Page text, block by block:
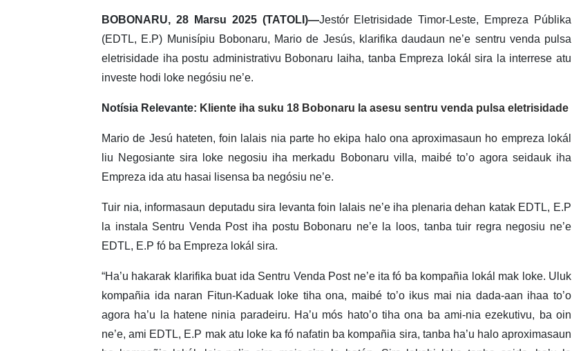
BOBONARU, 28 Marsu 2025 (TATOLI)—Jestór Eletrisidade Timor-Leste, Empreza Públika
(EDTL, E.P) Munisípiu Bobonaru, Mario de Jesús, klarifika daudaun ne’e sentru venda pulsa
eletrisidade iha postu administrativu Bobonaru laiha, tanba Empreza lokál sira la interrese atu
investe hodi loke negósiu ne’e.
Notísia Relevante: Kliente iha suku 18 Bobonaru la asesu sentru venda pulsa eletrisidade
Mario de Jesú hateten, foin lalais nia parte ho ekipa halo ona aproximasaun ho empreza lokál
liu Negosiante sira loke negosiu iha merkadu Bobonaru villa, maibé to’o agora seidauk iha
Empreza ida atu hasai lisensa ba negósiu ne’e.
Tuir nia, informasaun deputadu sira levanta foin lalais ne’e iha plenaria dehan katak EDTL, E.P
la instala Sentru Venda Post iha postu Bobonaru ne’e la loos, tanba tuir regra negosiu ne’e
EDTL, E.P fó ba Empreza lokál sira.
“Ha’u hakarak klarifika buat ida Sentru Venda Post ne’e ita fó ba kompañia lokál mak loke. Uluk
kompañia ida naran Fitun-Kaduak loke tiha ona, maibé to’o ikus mai nia dada-aan ihaa to’o
agora ha’u la hatene ninia paradeiru. Ha’u mós hato’o tiha ona ba ami-nia ezekutivu, ba oin
ne’e, ami EDTL, E.P mak atu loke ka fó nafatin ba kompañia sira, tanba ha’u halo aproximasaun